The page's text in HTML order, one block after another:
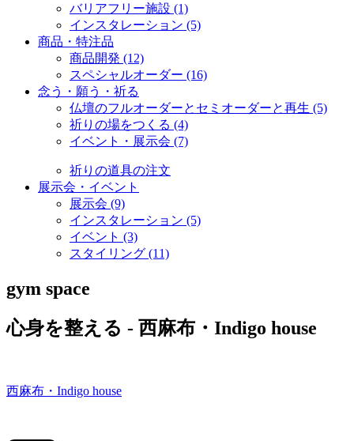
バリアフリー施設 (1)
インスタレーション (5)
商品・特注品
商品開発 (12)
スペシャルオーダー (16)
念う・願う・祈る
仏壇のフルオーダーとセミオーダーと再生 (5)
祈りの場をつくる (4)
イベント・展示会 (7)
祈りの道具の注文
展示会・イベント
展示会 (9)
インスタレーション (5)
イベント (3)
スタイリング (11)
gym space
心身を整える - 西麻布・Indigo house
西麻布・Indigo house